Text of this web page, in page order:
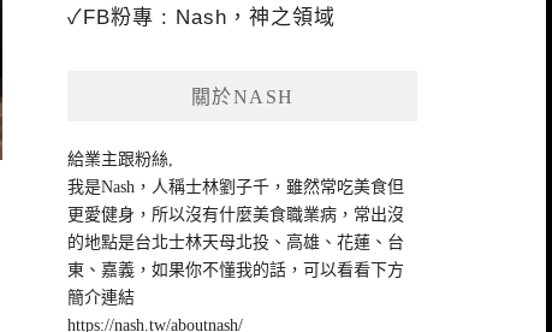
✓FB粉專 : Nash，神之領域
關於NASH
給業主跟粉絲,
我是Nash，人稱士林劉子千，雖然常吃美食但
更愛健身，所以沒有什麼美食職業病，常出沒
的地點是台北士林天母北投、高雄、花蓮、台
東、嘉義，如果你不懂我的話，可以看看下方
簡介連結
https://nash.tw/aboutnash/